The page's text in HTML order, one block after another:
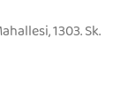
1303. Sk.